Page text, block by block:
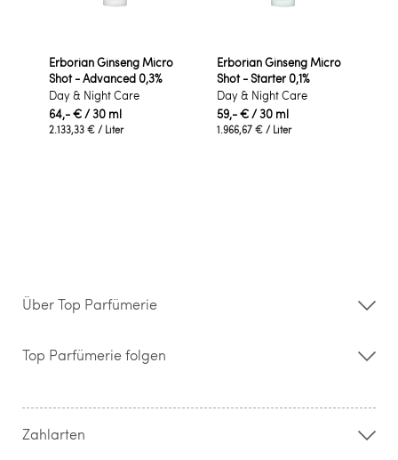
Erborian Ginseng Micro
Shot - Advanced 0,3%
Day & Night Care
64,- €/ 30 ml
2.133,33 € / Liter
Erborian Ginseng Micro
Shot - Starter 0,1%
Day & Night Care
59,- €/ 30 ml
1.966,67 € / Liter
Über Top Parfümerie
Storefinder
Kontakt
Widerrufsrecht & Rückgabebedingungen
Top Parfümerie folgen
Zahlarten